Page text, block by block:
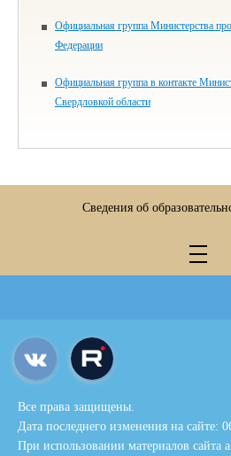
Официальная группа Министерства
Федерации
Официальная группа в контакте
Свердловкой области
Сведения об
Все права защищены.
Дата последнего изменения на сайте:
При использовании материалов сайта